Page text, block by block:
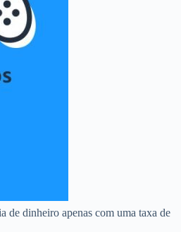
de dinheiro apenas com uma taxa de